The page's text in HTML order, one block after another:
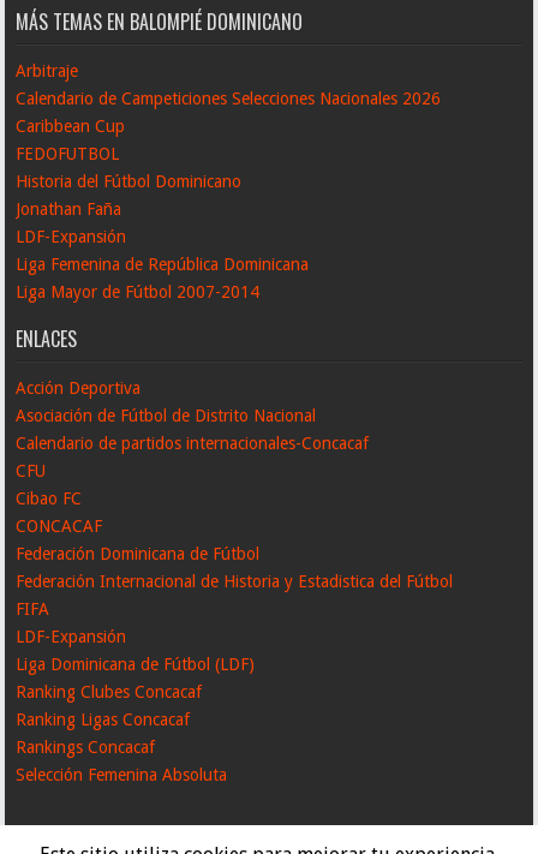
MÁS TEMAS EN BALOMPIÉ DOMINICANO
Arbitraje
Calendario de Campeticiones Selecciones Nacionales 2026
Caribbean Cup
FEDOFUTBOL
Historia del Fútbol Dominicano
Jonathan Faña
LDF-Expansión
Liga Femenina de República Dominicana
Liga Mayor de Fútbol 2007-2014
ENLACES
Acción Deportiva
Asociación de Fútbol de Distrito Nacional
Calendario de partidos internacionales-Concacaf
CFU
Cibao FC
CONCACAF
Federación Dominicana de Fútbol
Federación Internacional de Historia y Estadistica del Fútbol
FIFA
LDF-Expansión
Liga Dominicana de Fútbol (LDF)
Ranking Clubes Concacaf
Ranking Ligas Concacaf
Rankings Concacaf
Selección Femenina Absoluta